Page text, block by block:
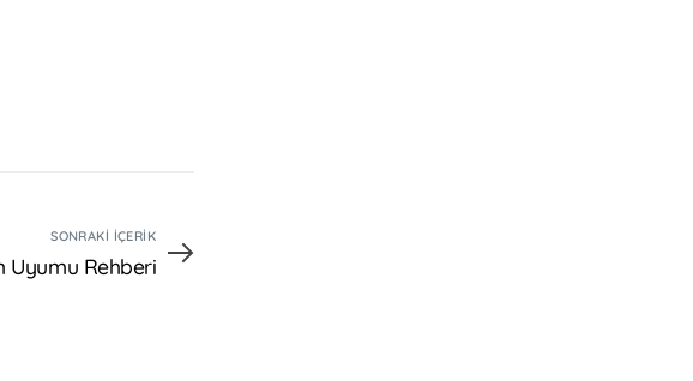
SONRAKI İÇERIK
Uyumu Rehberi